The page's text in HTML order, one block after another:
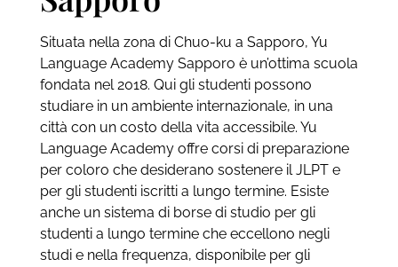
Situata nella zona di Chuo-ku a Sapporo, Yu
Language Academy Sapporo è un’ottima scuola
fondata nel 2018. Qui gli studenti possono
studiare in un ambiente internazionale, in una
città con un costo della vita accessibile. Yu
Language Academy offre corsi di preparazione
per coloro che desiderano sostenere il JLPT e
per gli studenti iscritti a lungo termine. Esiste
anche un sistema di borse di studio per gli
studenti a lungo termine che eccellono negli
studi e nella frequenza, disponibile per gli